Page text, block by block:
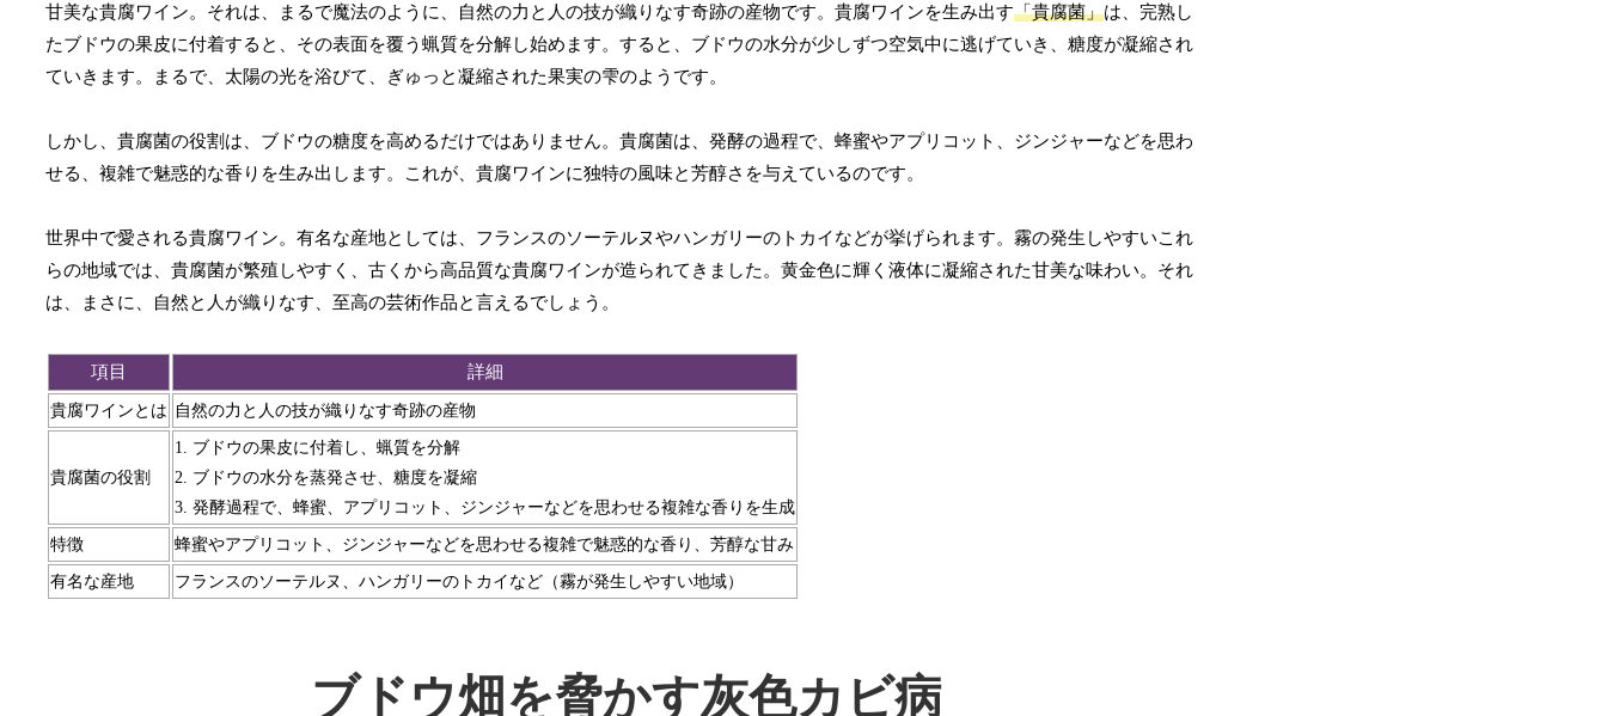
甘美な貴腐ワイン。それは、まるで魔法のように、自然の力と人の技が織りなす奇跡の産物です。貴腐ワインを生み出す「貴腐菌」は、完熟し
たブドウの果皮に付着すると、その表面を覆う蝋質を分解し始めます。すると、ブドウの水分が少しずつ空気中に逃げていき、糖度が凝縮され
ていきます。まるで、太陽の光を浴びて、ぎゅっと凝縮された果実の雫のようです。
しかし、貴腐菌の役割は、ブドウの糖度を高めるだけではありません。貴腐菌は、発酵の過程で、蜂蜜やアプリコット、ジンジャーなどを思わ
せる、複雑で魅惑的な香りを生み出します。これが、貴腐ワインに独特の風味と芳醇さを与えているのです。
世界中で愛される貴腐ワイン。有名な産地としては、フランスのソーテルヌやハンガリーのトカイなどが挙げられます。霧の発生しやすいこれ
らの地域では、貴腐菌が繁殖しやすく、古くから高品質な貴腐ワインが造られてきました。黄金色に輝く液体に凝縮された甘美な味わい。それ
は、まさに、自然と人が織りなす、至高の芸術作品と言えるでしょう。
項目 詳細
貴腐ワインとは 自然の力と人の技が織りなす奇跡の産物
貴腐菌の役割
1. ブドウの果皮に付着し、蝋質を分解
2. ブドウの水分を蒸発させ、糖度を凝縮
3. 発酵過程で、蜂蜜、アプリコット、ジンジャーなどを思わせる複雑な香りを生成
特徴 蜂蜜やアプリコット、ジンジャーなどを思わせる複雑で魅惑的な香り、芳醇な甘み
有名な産地 フランスのソーテルヌ、ハンガリーのトカイなど（霧が発生しやすい地域）
ブドウ畑を脅かす灰色カビ病